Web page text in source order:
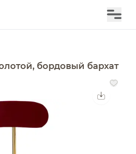
бордовый бархат